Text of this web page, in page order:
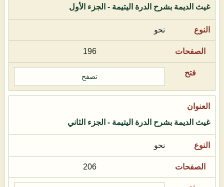
غيث الديمة بشرح الدرة اليتيمة - الجزء الأول
نحو
196
تصفح
غيث الديمة بشرح الدرة اليتيمة - الجزء الثاني
نحو
206